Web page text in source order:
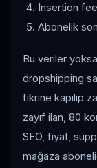
Insertion
Abonelik
Bu veriler
dropshipping
fikrine kapılıp
zayıf ilan, 80
SEO, fiyat,
mağaza